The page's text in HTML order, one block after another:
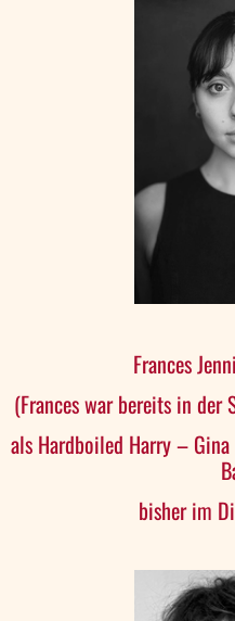
Frances
(Frances war bereits in
als Hardboiled Harry –
bisher im